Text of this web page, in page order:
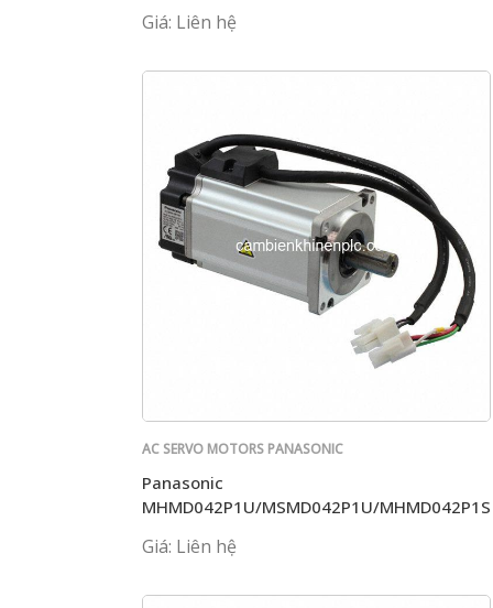
Giá: Liên hệ
AC SERVO MOTORS PANASONIC
Panasonic
MHMD042P1U/MSMD042P1U/MHMD042P1S
Giá: Liên hệ